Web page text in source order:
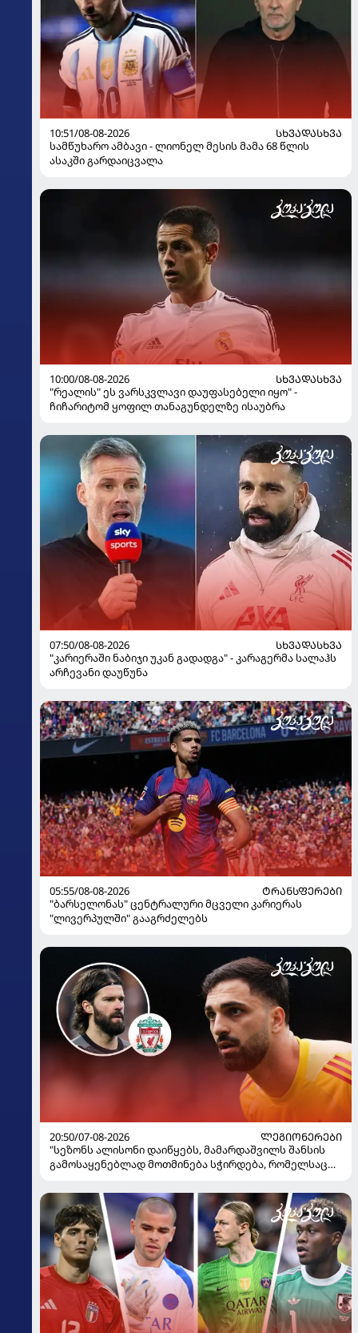
10:51/08-08-2026
ᲡᲮᲕᲐᲓᲐᲡᲮᲕᲐ
სამწუხარო ამბავი - ლიონელ მესის მამა 68 წლის
ასაკში გარდაიცვალა
10:00/08-08-2026
ᲡᲮᲕᲐᲓᲐᲡᲮᲕᲐ
"რეალის" ეს ვარსკვლავი დაუფასებელი იყო" -
ჩიჩარიტომ ყოფილ თანაგუნდელზე ისაუბრა
07:50/08-08-2026
ᲡᲮᲕᲐᲓᲐᲡᲮᲕᲐ
"კარიერაში ნაბიჯი უკან გადადგა" - კარაგერმა სალაჰს
არჩევანი დაუწუნა
05:55/08-08-2026
ᲢᲠᲐᲜᲡᲤᲔᲠᲔᲑᲘ
"ბარსელონას" ცენტრალური მცველი კარიერას
"ლივერპულში" გააგრძელებს
20:50/07-08-2026
ᲚᲔᲒᲘᲝᲜᲔᲠᲔᲑᲘ
"სეზონს ალისონი დაიწყებს, მამარდაშვილს შანსის
გამოსაყენებლად მოთმინება სჭირდება, რომელსაც
ყოფილმა მეკარემ